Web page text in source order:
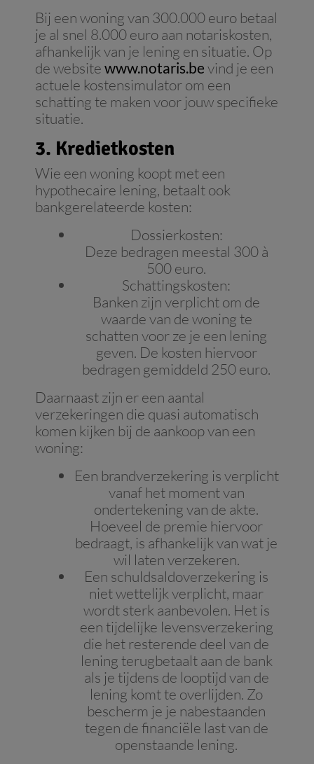
Bij een woning van 300.000 euro betaal
je al snel 8.000 euro aan notariskosten,
afhankelijk van je lening en situatie. Op
de website www.notaris.be vind je een
actuele kostensimulator om een
schatting te maken voor jouw specifieke
situatie.
3. Kredietkosten
Wie een woning koopt met een
hypothecaire lening, betaalt ook
bankgerelateerde kosten:
Dossierkosten:
Deze bedragen meestal 300 à
500 euro.
Schattingskosten:
Banken zijn verplicht om de
waarde van de woning te
schatten voor ze je een lening
geven. De kosten hiervoor
bedragen gemiddeld 250 euro.
Daarnaast zijn er een aantal
verzekeringen die quasi automatisch
komen kijken bij de aankoop van een
woning:
Een brandverzekering is verplicht
vanaf het moment van
ondertekening van de akte.
Hoeveel de premie hiervoor
bedraagt, is afhankelijk van wat je
wil laten verzekeren.
Een schuldsaldoverzekering is
niet wettelijk verplicht, maar
wordt sterk aanbevolen. Het is
een tijdelijke levensverzekering
die het resterende deel van de
lening terugbetaalt aan de bank
als je tijdens de looptijd van de
lening komt te overlijden. Zo
bescherm je je nabestaanden
tegen de financiële last van de
openstaande lening.